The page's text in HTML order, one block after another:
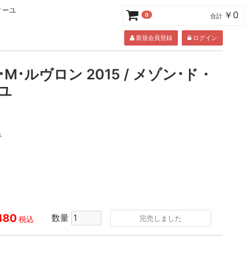
ーユ
新規会員登録 ログイン
M･ルヴロン 2015 / メゾン･ド・
税込 数量 完売しました
0 合計 ￥0